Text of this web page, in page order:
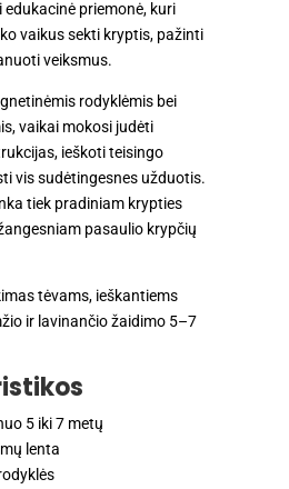
edukacinė priemonė, kuri
vaikus sekti kryptis, pažinti
veiksmus.
rodyklėmis bei
vaikai mokosi judėti
ieškoti teisingo
vis sudėtingesnes užduotis.
tiek pradiniam krypties
pasaulio krypčių
tėvams, ieškantiems
ir lavinančio žaidimo 5–7
5 iki 7 metų
lenta